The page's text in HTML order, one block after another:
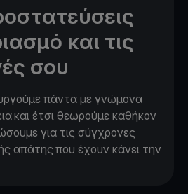
και τις
σου
πάντα με γνώμονα
και έτσι θεωρούμε καθήκον
για τις σύγχρονες
απάτης που έχουν κάνει την